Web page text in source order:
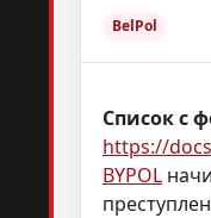
BelPol
Список с
https://
BYPOL